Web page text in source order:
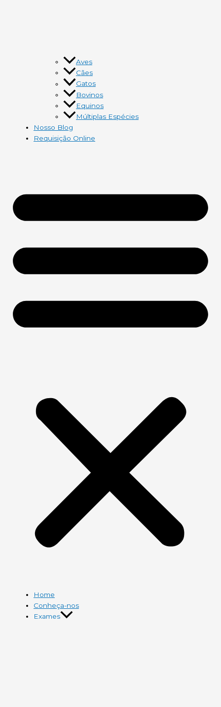
Aves
Cães
Gatos
Bovinos
Equinos
Múltiplas Espécies
Nosso Blog
Requisição Online
Home
Conheça-nos
Exames